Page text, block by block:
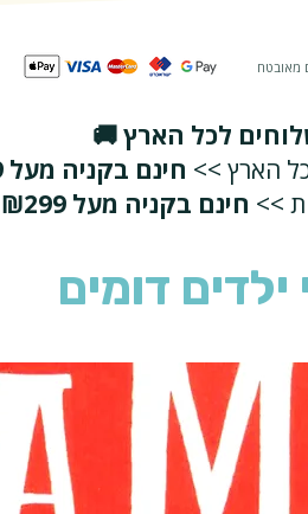
מאובטח
לכל הארץ 🚚
חינם בקניה מעל ₪219
חינם בקניה מעל ₪299
ילדים דומים